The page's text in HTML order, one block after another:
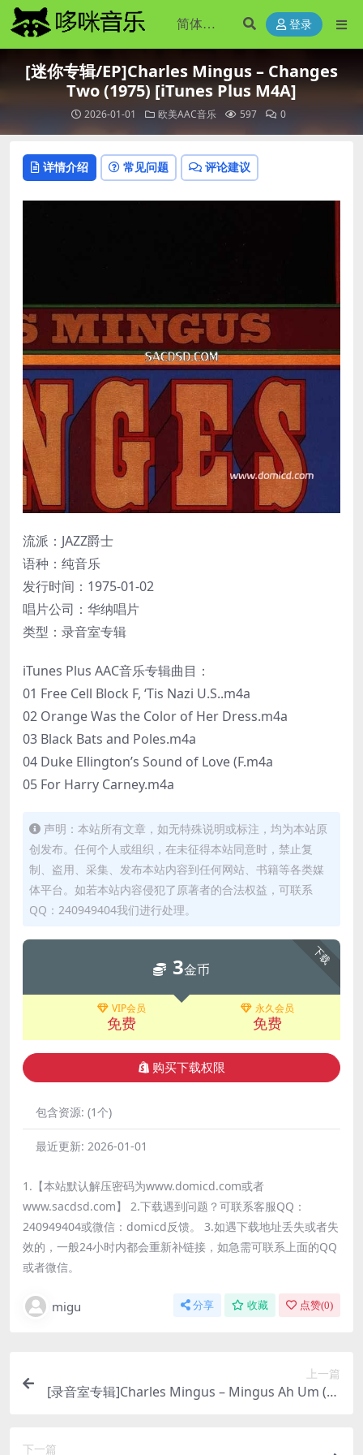
登录
[迷你专辑/EP]Charles Mingus – Changes
Two (1975) [iTunes Plus M4A]
2026-01-01 欧美AAC音乐 597 0
详情介绍 常见问题 评论建议
流派：JAZZ爵士
语种：纯音乐
发行时间：1975-01-02
唱片公司：华纳唱片
类型：录音室专辑
iTunes Plus AAC音乐专辑曲目：
01 Free Cell Block F, ‘Tis Nazi U.S..m4a
02 Orange Was the Color of Her Dress.m4a
03 Black Bats and Poles.m4a
04 Duke Ellington’s Sound of Love (F.m4a
05 For Harry Carney.m4a
声明：本站所有文章，如无特殊说明或标注，均为本站原
创发布。任何个人或组织，在未征得本站同意时，禁止复
制、盗用、采集、发布本站内容到任何网站、书籍等各类媒
体平台。如若本站内容侵犯了原著者的合法权益，可联系
QQ：240949404我们进行处理。
下载
3金币
VIP会员
免费
永久会员
免费
购买下载权限
包含资源: (1个)
最近更新: 2026-01-01
1.【本站默认解压密码为www.domicd.com或者
www.sacdsd.com】 2.下载遇到问题？可联系客服QQ：
240949404或微信：domicd反馈。 3.如遇下载地址丢失或者失
效的，一般24小时内都会重新补链接，如急需可联系上面的QQ
或者微信。
migu 分享 收藏 点赞(0)
上一篇
[录音室专辑]Charles Mingus – Mingus Ah Um (Le
下一篇